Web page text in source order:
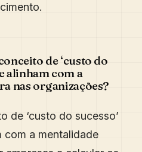
de ‘custo do
alinham com a
nas organizações?
de ‘custo do sucesso’
com a mentalidade